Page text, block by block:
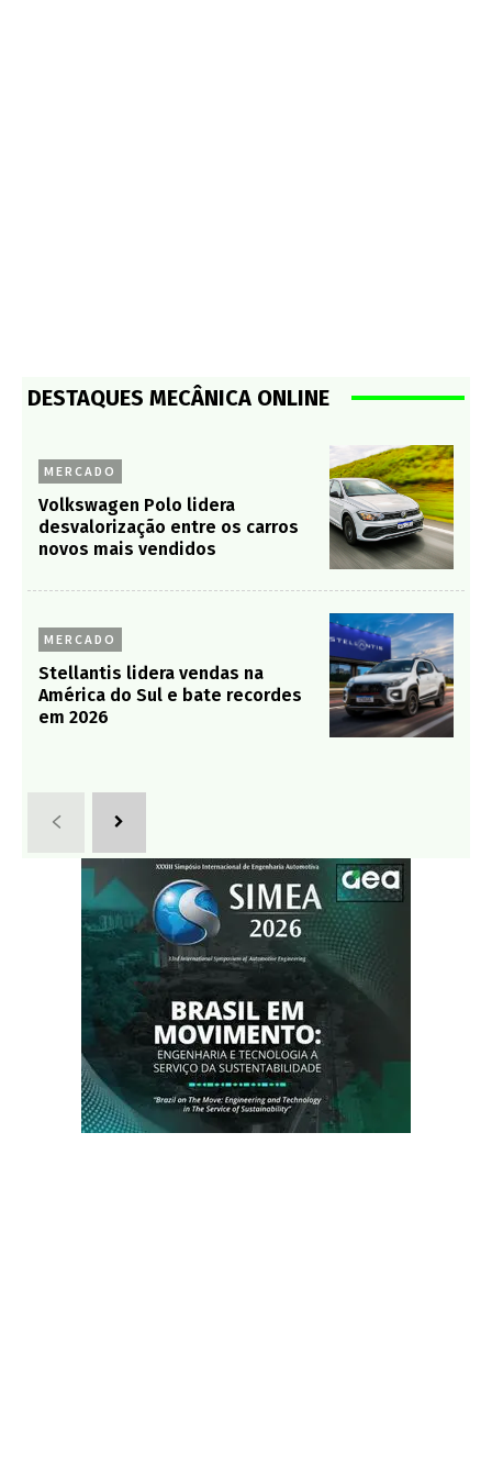
DESTAQUES MECÂNICA ONLINE
MERCADO
Volkswagen Polo lidera
desvalorização entre os carros
novos mais vendidos
MERCADO
Stellantis lidera vendas na
América do Sul e bate recordes
em 2026